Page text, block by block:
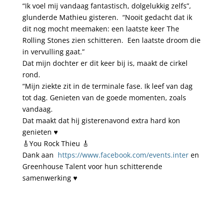
“Ik voel mij vandaag fantastisch, dolgelukkig zelfs”,
glunderde Mathieu gisteren. “Nooit gedacht dat ik
dit nog mocht meemaken: een laatste keer The
Rolling Stones zien schitteren. Een laatste droom die
in vervulling gaat.”
Dat mijn dochter er dit keer bij is, maakt de cirkel
rond.
“Mijn ziekte zit in de terminale fase. Ik leef van dag
tot dag. Genieten van de goede momenten, zoals
vandaag.
Dat maakt dat hij gisterenavond extra hard kon
genieten ♥️
🎸You Rock Thieu 🎸
Dank aan https://www.facebook.com/events.interen
Greenhouse Talent voor hun schitterende
samenwerking ♥️